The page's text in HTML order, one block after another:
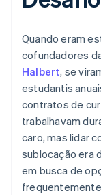
Quando eram
cofundadores
Halbert, se
estudantis
contratos de
trabalhavam
caro, mas lidar
sublocação era
em busca de